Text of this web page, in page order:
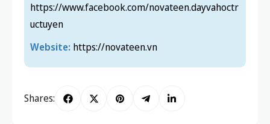
Shares:
7 cách xây dựng mindmap để
Học theo năng lực cá nhân là